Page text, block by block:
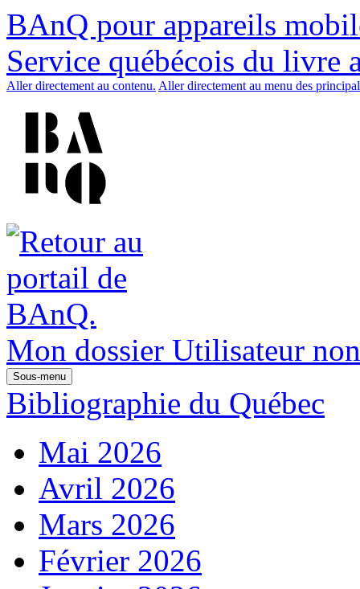
BAnQ pour appareils
Service québécois du livre
Aller directement au contenu. Aller directement au menu des
Mon dossier Utilisateur
Sous-menu
Bibliographie du Québec
Mai 2026
Avril 2026
Mars 2026
Février 2026